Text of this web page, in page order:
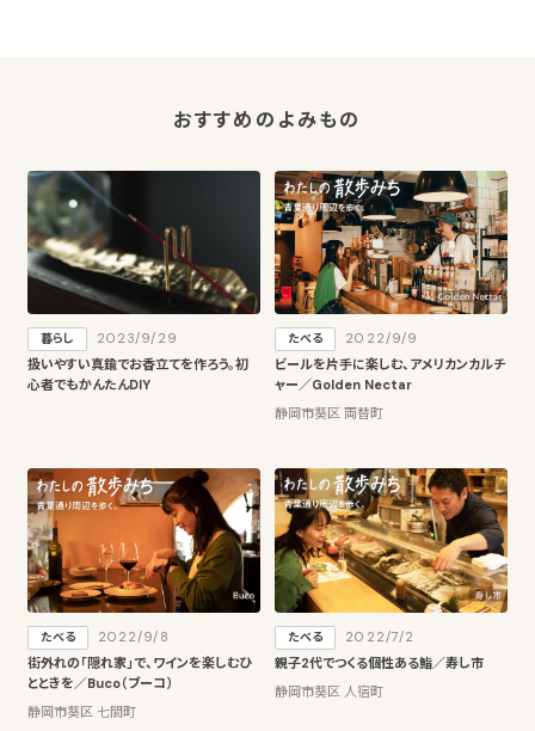
おすすめのよみもの
暮らし
2023/9/29
扱いやすい真鍮でお香立てを作ろう。初
心者でもかんたんDIY
たべる
2022/9/9
ビールを片手に楽しむ、アメリカンカルチ
ャー／Golden Nectar
静岡市葵区 両替町
たべる
2022/9/8
街外れの「隠れ家」で、ワインを楽しむひ
とときを／Buco（ブーコ）
静岡市葵区 七間町
たべる
2022/7/2
親子2代でつくる個性ある鮨／寿し市
静岡市葵区 人宿町